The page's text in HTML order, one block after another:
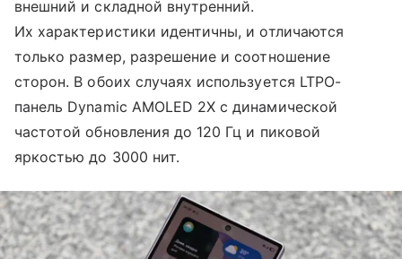
внешний и складной внутренний.
Их характеристики идентичны, и отличаются
только размер, разрешение и соотношение
сторон. В обоих случаях используется LTPO-
панель Dynamic AMOLED 2X с динамической
частотой обновления до 120 Гц и пиковой
яркостью до 3000 нит.